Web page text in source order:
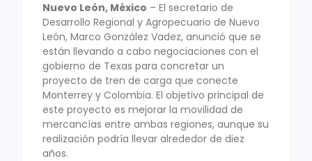
Nuevo León, México – El secretario de
Desarrollo Regional y Agropecuario de Nuevo
León, Marco González Vadez, anunció que se
están llevando a cabo negociaciones con el
gobierno de Texas para concretar un
proyecto de tren de carga que conecte
Monterrey y Colombia. El objetivo principal de
este proyecto es mejorar la movilidad de
mercancías entre ambas regiones, aunque su
realización podría llevar alrededor de diez
años.